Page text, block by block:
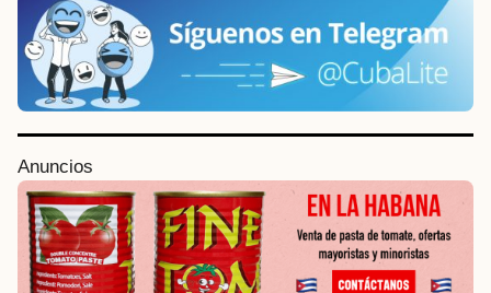
Anuncios
P
o
s
P